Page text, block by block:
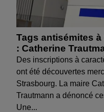
Tags antisémites
: Catherine
Des inscriptions à
ont été découvertes
Strasbourg. La maire
Trautmann a dénoncé
Une...